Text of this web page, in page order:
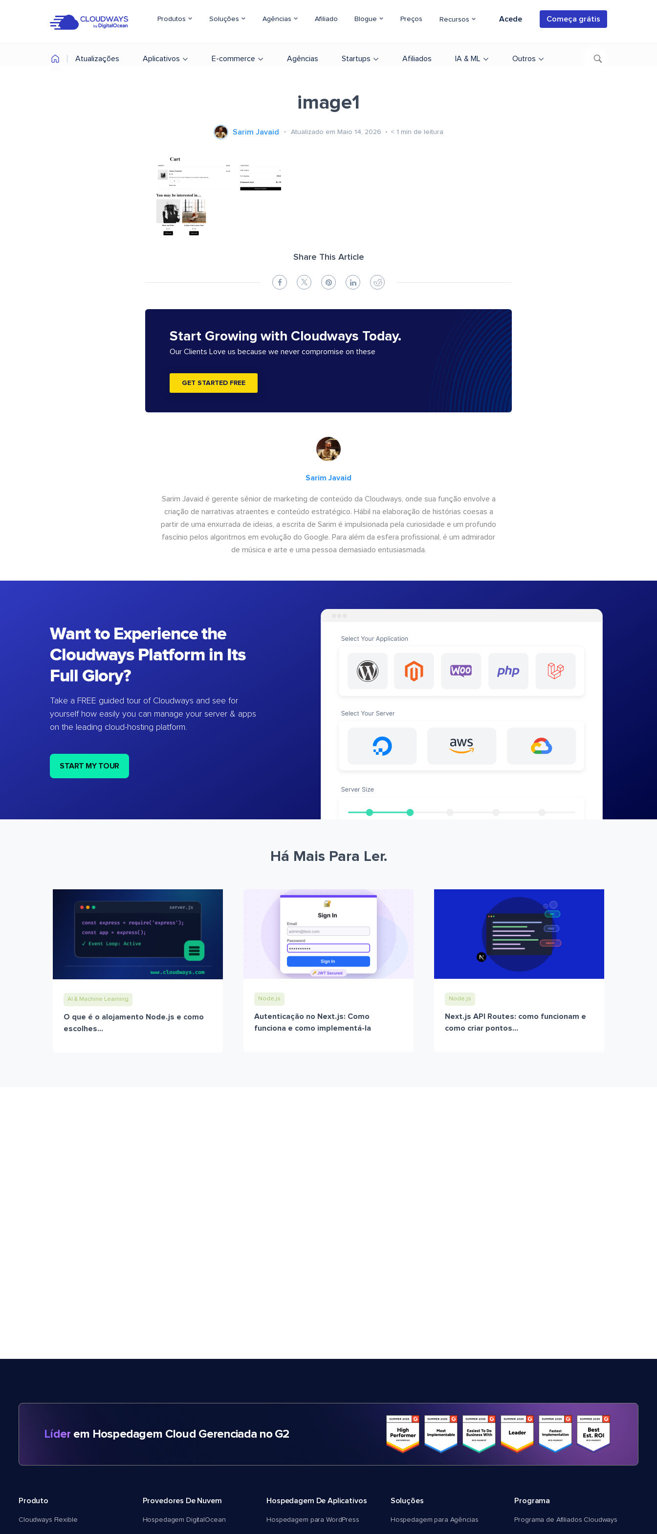
Produtos Soluções Agências Afiliado Blogue Preços Recursos Acede Começa grátis
Atualizações Aplicativos E-commerce Agências Startups Afiliados IA & ML Outros
image1
Sarim Javaid Atualizado em Maio 14, 2026 < 1 min de leitura
Share This Article
Start Growing with Cloudways Today.
Our Clients Love us because we never compromise on these
GET STARTED FREE
Sarim Javaid
Sarim Javaid é gerente sênior de marketing de conteúdo da Cloudways, onde sua função envolve a
criação de narrativas atraentes e conteúdo estratégico. Hábil na elaboração de histórias coesas a
partir de uma enxurrada de ideias, a escrita de Sarim é impulsionada pela curiosidade e um profundo
fascínio pelos algoritmos em evolução do Google. Para além da esfera profissional, é um admirador
de música e arte e uma pessoa demasiado entusiasmada.
Want to Experience the
Cloudways Platform in Its
Full Glory?
Take a FREE guided tour of Cloudways and see for
yourself how easily you can manage your server & apps
on the leading cloud-hosting platform.
START MY TOUR
Há Mais Para Ler.
AI & Machine Learning
O que é o alojamento Node.js e como
escolhes...
Node.js
Autenticação no Next.js: Como
funciona e como implementá-la
Node.js
Next.js API Routes: como funcionam e
como criar pontos...
Líder em Hospedagem Cloud Gerenciada no G2
Produto
Cloudways Flexible
Provedores De Nuvem
Hospedagem DigitalOcean
Hospedagem De Aplicativos
Hospedagem para WordPress
Soluções
Hospedagem para Agências
Programa
Programa de Afiliados Cloudways